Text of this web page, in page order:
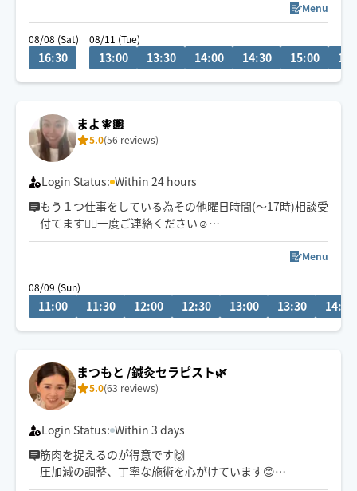
滞りを見つけて、深いリンパや筋肉に優しくアプローチ
します✨
お身体や心が軽くなる感覚を味わっていただけると思い
て、力加減や施術内容も丁寧に調整いたします。
しっかりと一生懸命施術させていただくのではじめての
方も、安心してお任せください。
Menu
08/08 (Sat)
16:30
08/11 (Tue)
13:00 13:30 14:00 14:30 15:00
まよ🧚🏽
5.0(56 reviews)
Login Status: Within 24 hours
もう１つ仕事をしている為その他曜日時間(〜17時)相談受
付てます💁‍♀️一度ご連絡ください☺️
○ツライ首・肩こり
○脚の疲れむくみ
○猫背・反り腰
参致します
お忙しい方のスキマ時間に🌈
ホッコリするご褒美タイムを
身も心もほぐせるよう心がけています🤍
Menu
08/09 (Sun)
11:00 11:30 12:00 12:30 13:00 13:30 14:00
まつもと /鍼灸セラピスト🌿
5.0(63 reviews)
Login Status: Within 3 days
筋肉を捉えるのが得意です🙌
圧加減の調整、丁寧な施術を心がけています😊
鍼灸師なので、解剖学的、医学的根拠に基づいて施術さ